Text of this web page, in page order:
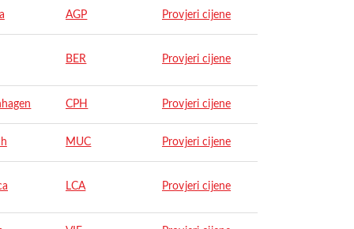
AGP Provjeri cijene
BER Provjeri cijene
CPH Provjeri cijene
MUC Provjeri cijene
LCA Provjeri cijene